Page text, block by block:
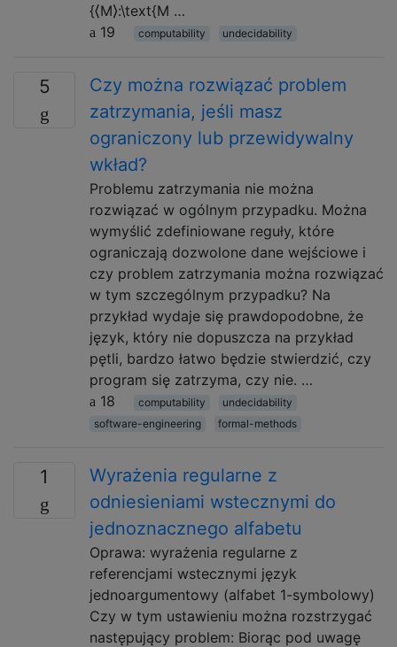
{⟨M⟩:\text{M …
19
computability undecidability
5
Czy można rozwiązać problem
zatrzymania, jeśli masz
ograniczony lub przewidywalny
wkład?
Problemu zatrzymania nie można
rozwiązać w ogólnym przypadku. Można
wymyślić zdefiniowane reguły, które
ograniczają dozwolone dane wejściowe i
czy problem zatrzymania można rozwiązać
w tym szczególnym przypadku? Na
przykład wydaje się prawdopodobne, że
język, który nie dopuszcza na przykład
pętli, bardzo łatwo będzie stwierdzić, czy
program się zatrzyma, czy nie. …
18
computability
undecidability
software-engineering
formal-methods
1
Wyrażenia regularne z
odniesieniami wstecznymi do
jednoznacznego alfabetu
Oprawa: wyrażenia regularne z
referencjami wstecznymi język
jednoargumentowy (alfabet 1-symbolowy)
Czy w tym ustawieniu można rozstrzygać
następujący problem: Biorąc pod uwagę